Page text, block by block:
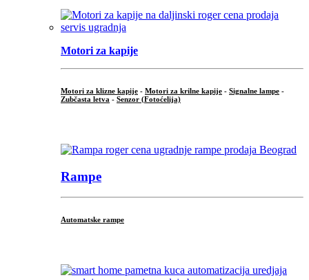
Motori za kapije
Motori za klizne kapije - Motori za krilne kapije - Signalne lampe -
Zubčasta letva - Senzor (Fotoćelija)
Rampe
Automatske rampe